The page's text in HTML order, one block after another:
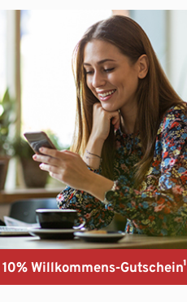
10% Willkommens-Gutschein¹